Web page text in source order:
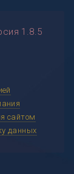
1.8.5
сайтом
данных